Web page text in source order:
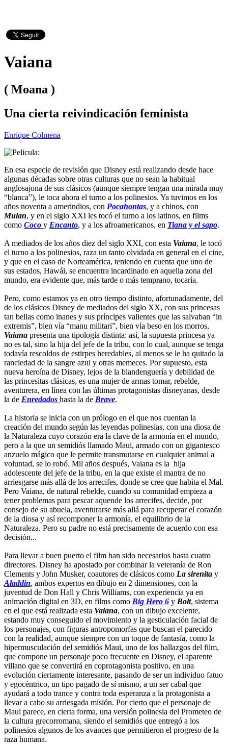
Vaiana
( Moana )
Una cierta reivindicación feminista
Enrique Colmena
En esa especie de revisión que Disney está realizando desde hace
algunas décadas sobre otras culturas que no sean la habitual
anglosajona de sus clásicos (aunque siempre tengan una mirada muy
“blanca”), le toca ahora el turno a los polinesios. Ya tuvimos en los
años noventa a amerindios, con Pocahontas, y a chinos, con
Mulan, y en el siglo XXI les tocó el turno a los latinos, en films
como Coco y Encanto, y a los afroamericanos, en Tiana y el sapo.
A mediados de los años diez del siglo XXI, con esta Vaiana, le tocó
el turno a los polinesios, raza un tanto olvidada en general en el cine,
y que en el caso de Norteamérica, teniendo en cuenta que uno de
sus estados, Hawái, se encuentra incardinado en aquella zona del
mundo, era evidente que, más tarde o más temprano, tocaría.
Pero, como estamos ya en otro tiempo distinto, afortunadamente, del
de los clásicos Disney de mediados del siglo XX, con sus princesas
tan bellas como inanes y sus príncipes valientes que las salvaban “in
extremis”, bien vía “manu militari”, bien vía beso en los morros,
Vaiana presenta una tipología distinta: así, la supuesta princesa ya
no es tal, sino la hija del jefe de la tribu, con lo cual, aunque se tenga
todavía rescoldos de estirpes heredables, al menos se le ha quitado la
ranciedad de la sangre azul y otras memeces. Por supuesto, esta
nueva heroína de Disney, lejos de la blandenguería y debilidad de
las princesitas clásicas, es una mujer de armas tomar, rebelde,
aventurera, en línea con las últimas protagonistas disneyanas, desde
la de Enredados hasta la de Brave.
La historia se inicia con un prólogo en el que nos cuentan la
creación del mundo según las leyendas polinesias, con una diosa de
la Naturaleza cuyo corazón era la clave de la armonía en el mundo,
pero a la que un semidiós llamado Maui, armado con un gigantesco
anzuelo mágico que le permite transmutarse en cualquier animal a
voluntad, se lo robó. Mil años después, Vaiana es la hija
adolescente del jefe de la tribu, en la que existe el mantra de no
arriesgarse más allá de los arrecifes, donde se cree que habita el Mal.
Pero Vaiana, de natural rebelde, cuando su comunidad empieza a
tener problemas para pescar aquende los arrecifes, decide, por
consejo de su abuela, aventurarse más allá para recuperar el corazón
de la diosa y así recomponer la armonía, el equilibrio de la
Naturaleza. Pero su padre no está precisamente de acuerdo con esa
decisión...
Para llevar a buen puerto el film han sido necesarios hasta cuatro
directores. Disney ha apostado por combinar la veteranía de Ron
Clements y John Musker, coautores de clásicos como La sirenita y
Aladdin, ambos expertos en dibujo en 2 dimensiones, con la
juventud de Don Hall y Chris Williams, con experiencia ya en
animación digital en 3D, en films como Big Hero 6 y Bolt, sistema
en el que está realizada esta Vaiana, con un dibujo excelente,
estando muy conseguido el movimiento y la gesticulación facial de
los personajes, con figuras antropomorfas que buscan el parecido
con la realidad, aunque siempre con un toque de fantasía, como la
hipermusculación del semidiós Maui, uno de los hallazgos del film,
que compone un personaje poco frecuente en Disney, el aparente
villano que se convertirá en coprotagonista positivo, en una
evolución ciertamente interesante, pasando de ser un individuo fatuo
y egocéntrico, un tipo pagado de sí mismo, a un ser cabal que
ayudará a todo trance y contra toda esperanza a la protagonista a
llevar a cabo su arriesgada misión. Por cierto que el personaje de
Maui parece, en cierta forma, una versión polinesia del Prometeo de
la cultura grecorromana, siendo el semidiós que entregó a los
polinesios algunos de los avances que permitieron el progreso de la
raza humana.